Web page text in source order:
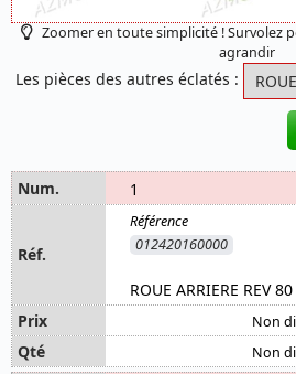
Zoomer en toute simplicité ! Survolez
agrandir
Les pièces des autres éclatés :
1
012420160000
ROUE ARRIERE REV
Non
Non